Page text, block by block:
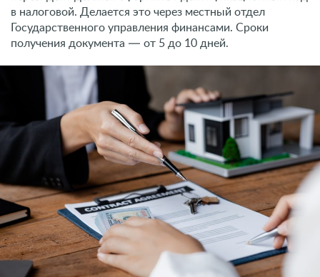
Расходы на содержание
В Румынии арендованное жилье обходится в среднем
347 EUR, если ориентироваться на однокомнатную
квартиру в центре города. Трехкомнатные апартаменты
в центральных районах могут стоить порядка 610 EUR,
поэтому из соображения экономии на содержании для